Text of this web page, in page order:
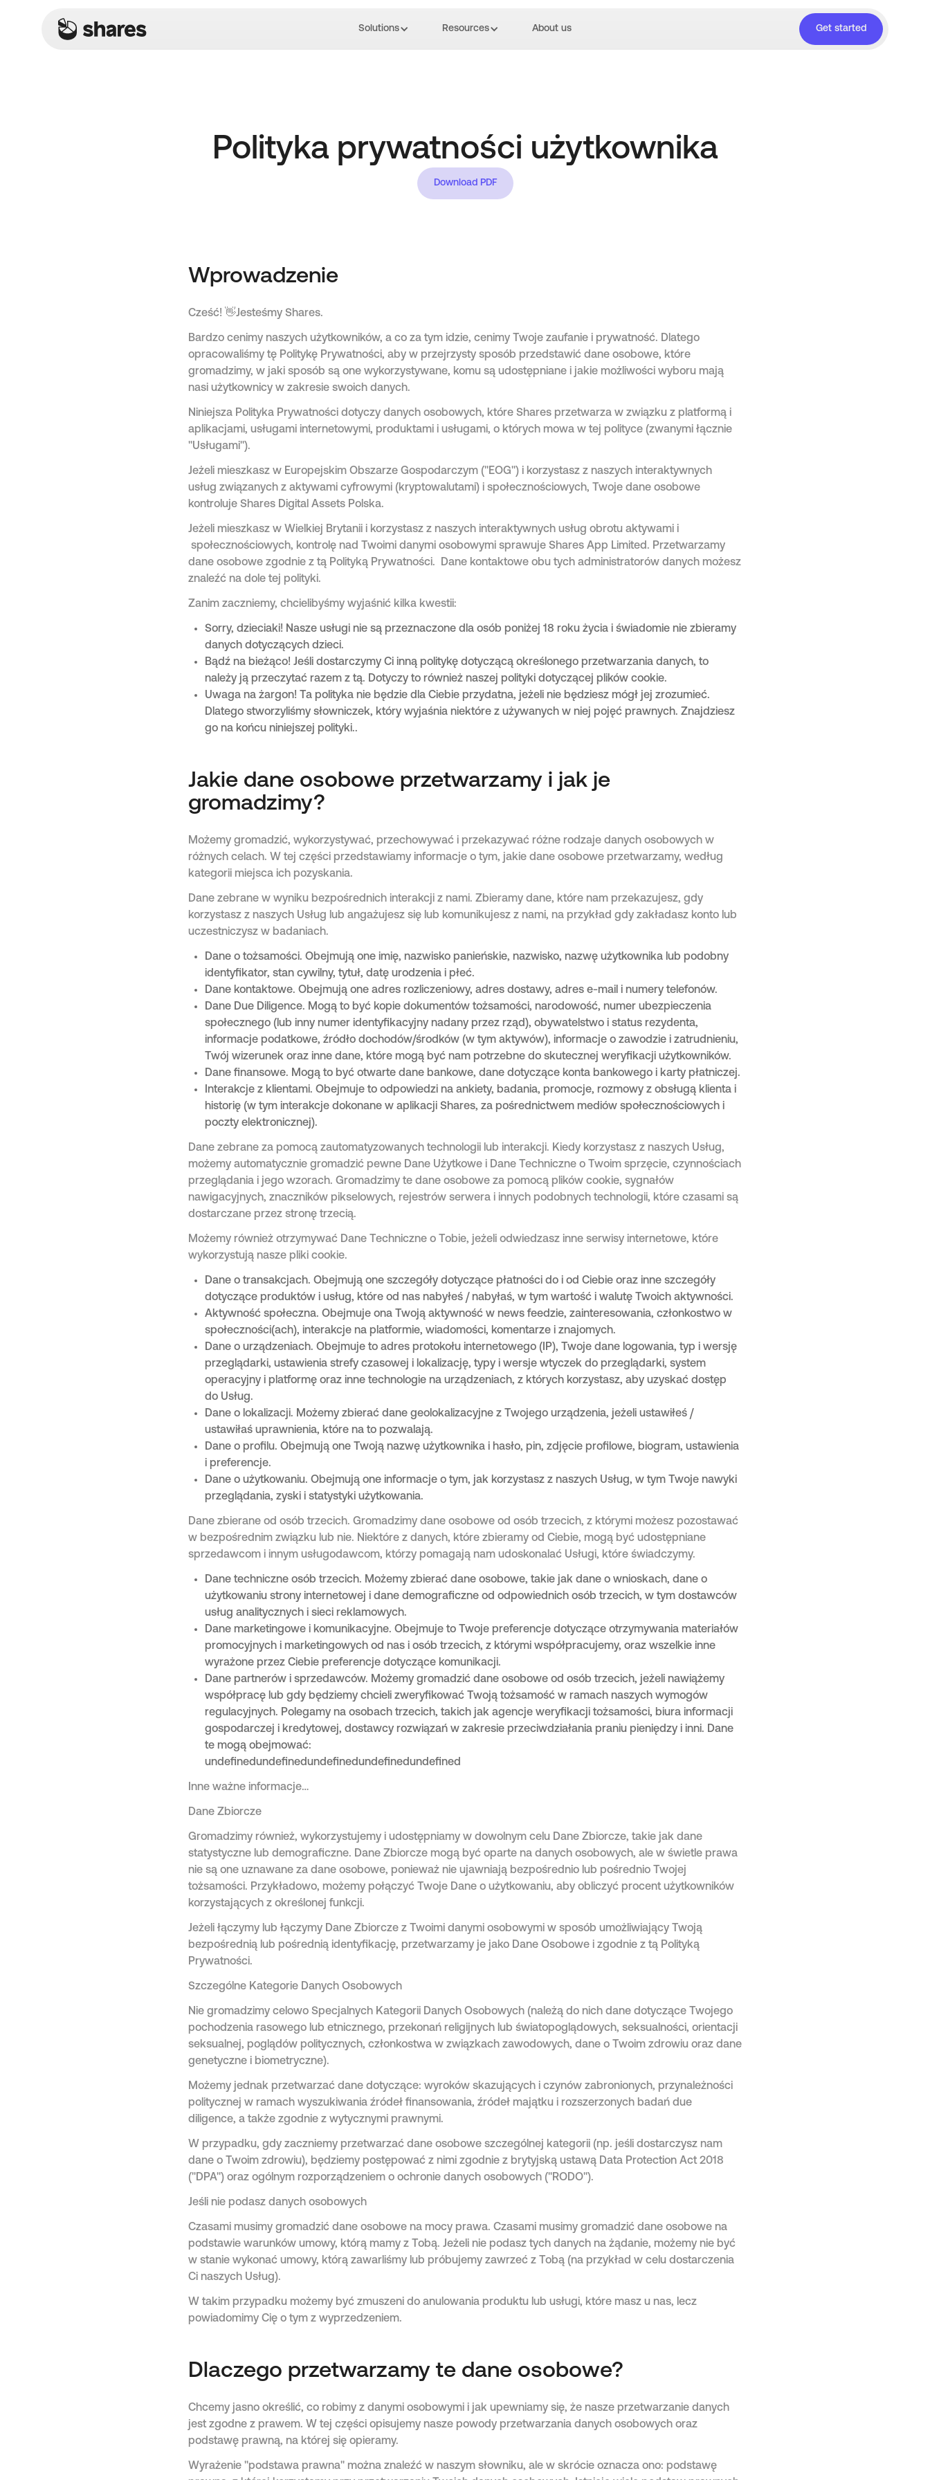
Solutions Resources About us Get started
Polityka prywatności użytkownika
Download PDF
Wprowadzenie
Cześć! 👋Jesteśmy Shares.
Bardzo cenimy naszych użytkowników, a co za tym idzie, cenimy Twoje zaufanie i prywatność. Dlatego
opracowaliśmy tę Politykę Prywatności, aby w przejrzysty sposób przedstawić dane osobowe, które
gromadzimy, w jaki sposób są one wykorzystywane, komu są udostępniane i jakie możliwości wyboru mają
nasi użytkownicy w zakresie swoich danych.
Niniejsza Polityka Prywatności dotyczy danych osobowych, które Shares przetwarza w związku z platformą i
aplikacjami, usługami internetowymi, produktami i usługami, o których mowa w tej polityce (zwanymi łącznie
"Usługami").
Jeżeli mieszkasz w Europejskim Obszarze Gospodarczym ("EOG") i korzystasz z naszych interaktywnych
usług związanych z aktywami cyfrowymi (kryptowalutami) i społecznościowych, Twoje dane osobowe
kontroluje Shares Digital Assets Polska.
Jeżeli mieszkasz w Wielkiej Brytanii i korzystasz z naszych interaktywnych usług obrotu aktywami i
społecznościowych, kontrolę nad Twoimi danymi osobowymi sprawuje Shares App Limited. Przetwarzamy
dane osobowe zgodnie z tą Polityką Prywatności. Dane kontaktowe obu tych administratorów danych możesz
znaleźć na dole tej polityki.
Zanim zaczniemy, chcielibyśmy wyjaśnić kilka kwestii:
Sorry, dzieciaki! Nasze usługi nie są przeznaczone dla osób poniżej 18 roku życia i świadomie nie zbieramy
danych dotyczących dzieci.
Bądź na bieżąco! Jeśli dostarczymy Ci inną politykę dotyczącą określonego przetwarzania danych, to
należy ją przeczytać razem z tą. Dotyczy to również naszej polityki dotyczącej plików cookie.
Uwaga na żargon! Ta polityka nie będzie dla Ciebie przydatna, jeżeli nie będziesz mógł jej zrozumieć.
Dlatego stworzyliśmy słowniczek, który wyjaśnia niektóre z używanych w niej pojęć prawnych. Znajdziesz
go na końcu niniejszej polityki..
Jakie dane osobowe przetwarzamy i jak je
gromadzimy?
Możemy gromadzić, wykorzystywać, przechowywać i przekazywać różne rodzaje danych osobowych w
różnych celach. W tej części przedstawiamy informacje o tym, jakie dane osobowe przetwarzamy, według
kategorii miejsca ich pozyskania.
Dane zebrane w wyniku bezpośrednich interakcji z nami. Zbieramy dane, które nam przekazujesz, gdy
korzystasz z naszych Usług lub angażujesz się lub komunikujesz z nami, na przykład gdy zakładasz konto lub
uczestniczysz w badaniach.
Dane o tożsamości. Obejmują one imię, nazwisko panieńskie, nazwisko, nazwę użytkownika lub podobny
identyfikator, stan cywilny, tytuł, datę urodzenia i płeć.
Dane kontaktowe. Obejmują one adres rozliczeniowy, adres dostawy, adres e-mail i numery telefonów.
Dane Due Diligence. Mogą to być kopie dokumentów tożsamości, narodowość, numer ubezpieczenia
społecznego (lub inny numer identyfikacyjny nadany przez rząd), obywatelstwo i status rezydenta,
informacje podatkowe, źródło dochodów/środków (w tym aktywów), informacje o zawodzie i zatrudnieniu,
Twój wizerunek oraz inne dane, które mogą być nam potrzebne do skutecznej weryfikacji użytkowników.
Dane finansowe. Mogą to być otwarte dane bankowe, dane dotyczące konta bankowego i karty płatniczej.
Interakcje z klientami. Obejmuje to odpowiedzi na ankiety, badania, promocje, rozmowy z obsługą klienta i
historię (w tym interakcje dokonane w aplikacji Shares, za pośrednictwem mediów społecznościowych i
poczty elektronicznej).
Dane zebrane za pomocą zautomatyzowanych technologii lub interakcji. Kiedy korzystasz z naszych Usług,
możemy automatycznie gromadzić pewne Dane Użytkowe i Dane Techniczne o Twoim sprzęcie, czynnościach
przeglądania i jego wzorach. Gromadzimy te dane osobowe za pomocą plików cookie, sygnałów
nawigacyjnych, znaczników pikselowych, rejestrów serwera i innych podobnych technologii, które czasami są
dostarczane przez stronę trzecią.
Możemy również otrzymywać Dane Techniczne o Tobie, jeżeli odwiedzasz inne serwisy internetowe, które
wykorzystują nasze pliki cookie.
Dane o transakcjach. Obejmują one szczegóły dotyczące płatności do i od Ciebie oraz inne szczegóły
dotyczące produktów i usług, które od nas nabyłeś / nabyłaś, w tym wartość i walutę Twoich aktywności.
Aktywność społeczna. Obejmuje ona Twoją aktywność w news feedzie, zainteresowania, członkostwo w
społeczności(ach), interakcje na platformie, wiadomości, komentarze i znajomych.
Dane o urządzeniach. Obejmuje to adres protokołu internetowego (IP), Twoje dane logowania, typ i wersję
przeglądarki, ustawienia strefy czasowej i lokalizację, typy i wersje wtyczek do przeglądarki, system
operacyjny i platformę oraz inne technologie na urządzeniach, z których korzystasz, aby uzyskać dostęp
do Usług.
Dane o lokalizacji. Możemy zbierać dane geolokalizacyjne z Twojego urządzenia, jeżeli ustawiłeś /
ustawiłaś uprawnienia, które na to pozwalają.
Dane o profilu. Obejmują one Twoją nazwę użytkownika i hasło, pin, zdjęcie profilowe, biogram, ustawienia
i preferencje.
Dane o użytkowaniu. Obejmują one informacje o tym, jak korzystasz z naszych Usług, w tym Twoje nawyki
przeglądania, zyski i statystyki użytkowania.
Dane zbierane od osób trzecich. Gromadzimy dane osobowe od osób trzecich, z którymi możesz pozostawać
w bezpośrednim związku lub nie. Niektóre z danych, które zbieramy od Ciebie, mogą być udostępniane
sprzedawcom i innym usługodawcom, którzy pomagają nam udoskonalać Usługi, które świadczymy.
Dane techniczne osób trzecich. Możemy zbierać dane osobowe, takie jak dane o wnioskach, dane o
użytkowaniu strony internetowej i dane demograficzne od odpowiednich osób trzecich, w tym dostawców
usług analitycznych i sieci reklamowych.
Dane marketingowe i komunikacyjne. Obejmuje to Twoje preferencje dotyczące otrzymywania materiałów
promocyjnych i marketingowych od nas i osób trzecich, z którymi współpracujemy, oraz wszelkie inne
wyrażone przez Ciebie preferencje dotyczące komunikacji.
Dane partnerów i sprzedawców. Możemy gromadzić dane osobowe od osób trzecich, jeżeli nawiążemy
współpracę lub gdy będziemy chcieli zweryfikować Twoją tożsamość w ramach naszych wymogów
regulacyjnych. Polegamy na osobach trzecich, takich jak agencje weryfikacji tożsamości, biura informacji
gospodarczej i kredytowej, dostawcy rozwiązań w zakresie przeciwdziałania praniu pieniędzy i inni. Dane
te mogą obejmować:
undefinedundefinedundefinedundefinedundefined
Inne ważne informacje…
Dane Zbiorcze
Gromadzimy również, wykorzystujemy i udostępniamy w dowolnym celu Dane Zbiorcze, takie jak dane
statystyczne lub demograficzne. Dane Zbiorcze mogą być oparte na danych osobowych, ale w świetle prawa
nie są one uznawane za dane osobowe, ponieważ nie ujawniają bezpośrednio lub pośrednio Twojej
tożsamości. Przykładowo, możemy połączyć Twoje Dane o użytkowaniu, aby obliczyć procent użytkowników
korzystających z określonej funkcji.
Jeżeli łączymy lub łączymy Dane Zbiorcze z Twoimi danymi osobowymi w sposób umożliwiający Twoją
bezpośrednią lub pośrednią identyfikację, przetwarzamy je jako Dane Osobowe i zgodnie z tą Polityką
Prywatności.
Szczególne Kategorie Danych Osobowych
Nie gromadzimy celowo Specjalnych Kategorii Danych Osobowych (należą do nich dane dotyczące Twojego
pochodzenia rasowego lub etnicznego, przekonań religijnych lub światopoglądowych, seksualności, orientacji
seksualnej, poglądów politycznych, członkostwa w związkach zawodowych, dane o Twoim zdrowiu oraz dane
genetyczne i biometryczne).
Możemy jednak przetwarzać dane dotyczące: wyroków skazujących i czynów zabronionych, przynależności
politycznej w ramach wyszukiwania źródeł finansowania, źródeł majątku i rozszerzonych badań due
diligence, a także zgodnie z wytycznymi prawnymi.
W przypadku, gdy zaczniemy przetwarzać dane osobowe szczególnej kategorii (np. jeśli dostarczysz nam
dane o Twoim zdrowiu), będziemy postępować z nimi zgodnie z brytyjską ustawą Data Protection Act 2018
("DPA") oraz ogólnym rozporządzeniem o ochronie danych osobowych ("RODO").
Jeśli nie podasz danych osobowych
Czasami musimy gromadzić dane osobowe na mocy prawa. Czasami musimy gromadzić dane osobowe na
podstawie warunków umowy, którą mamy z Tobą. Jeżeli nie podasz tych danych na żądanie, możemy nie być
w stanie wykonać umowy, którą zawarliśmy lub próbujemy zawrzeć z Tobą (na przykład w celu dostarczenia
Ci naszych Usług).
W takim przypadku możemy być zmuszeni do anulowania produktu lub usługi, które masz u nas, lecz
powiadomimy Cię o tym z wyprzedzeniem.
Dlaczego przetwarzamy te dane osobowe?
Chcemy jasno określić, co robimy z danymi osobowymi i jak upewniamy się, że nasze przetwarzanie danych
jest zgodne z prawem. W tej części opisujemy nasze powody przetwarzania danych osobowych oraz
podstawę prawną, na której się opieramy.
Wyrażenie "podstawa prawna" można znaleźć w naszym słowniku, ale w skrócie oznacza ono: podstawę